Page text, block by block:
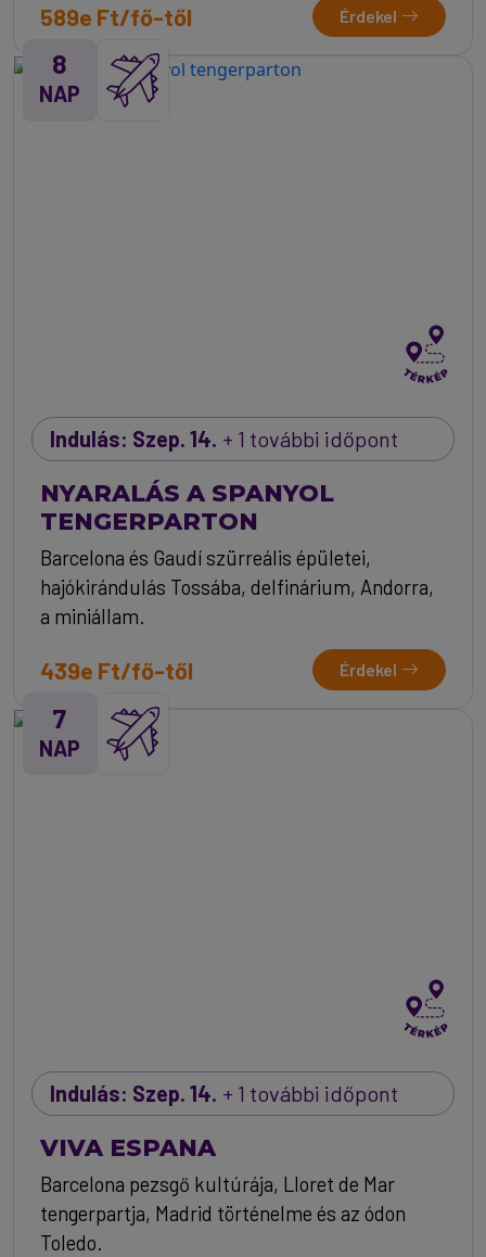
589e Ft/fő-től Érdekel
8
NAP
Indulás: Szep. 14. + 1 további időpont
NYARALÁS A SPANYOL
TENGERPARTON
Barcelona és Gaudí szürreális épületei,
hajókirándulás Tossába, delfinárium, Andorra,
a miniállam.
439e Ft/fő-től Érdekel
7
NAP
Indulás: Szep. 14. + 1 további időpont
VIVA ESPANA
Barcelona pezsgő kultúrája, Lloret de Mar
tengerpartja, Madrid történelme és az ódon
Toledo.